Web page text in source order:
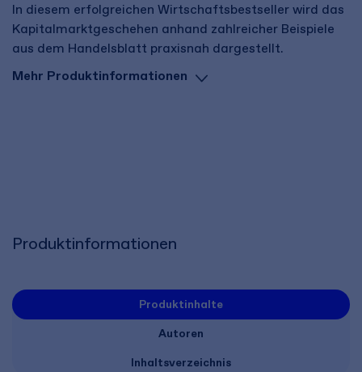
In diesem erfolgreichen Wirtschaftsbestseller wird das
Kapitalmarktgeschehen anhand zahlreicher Beispiele
aus dem Handelsblatt praxisnah dargestellt.
Mehr Produktinformationen
Produktinformationen
Produktinhalte
Autoren
Inhaltsverzeichnis